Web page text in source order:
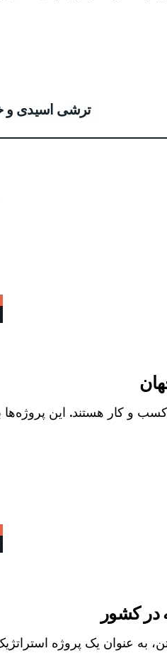
ترشی اسیدی و
و کار هستند. این پروژه‌ها
در کشور
به عنوان یک پروژه